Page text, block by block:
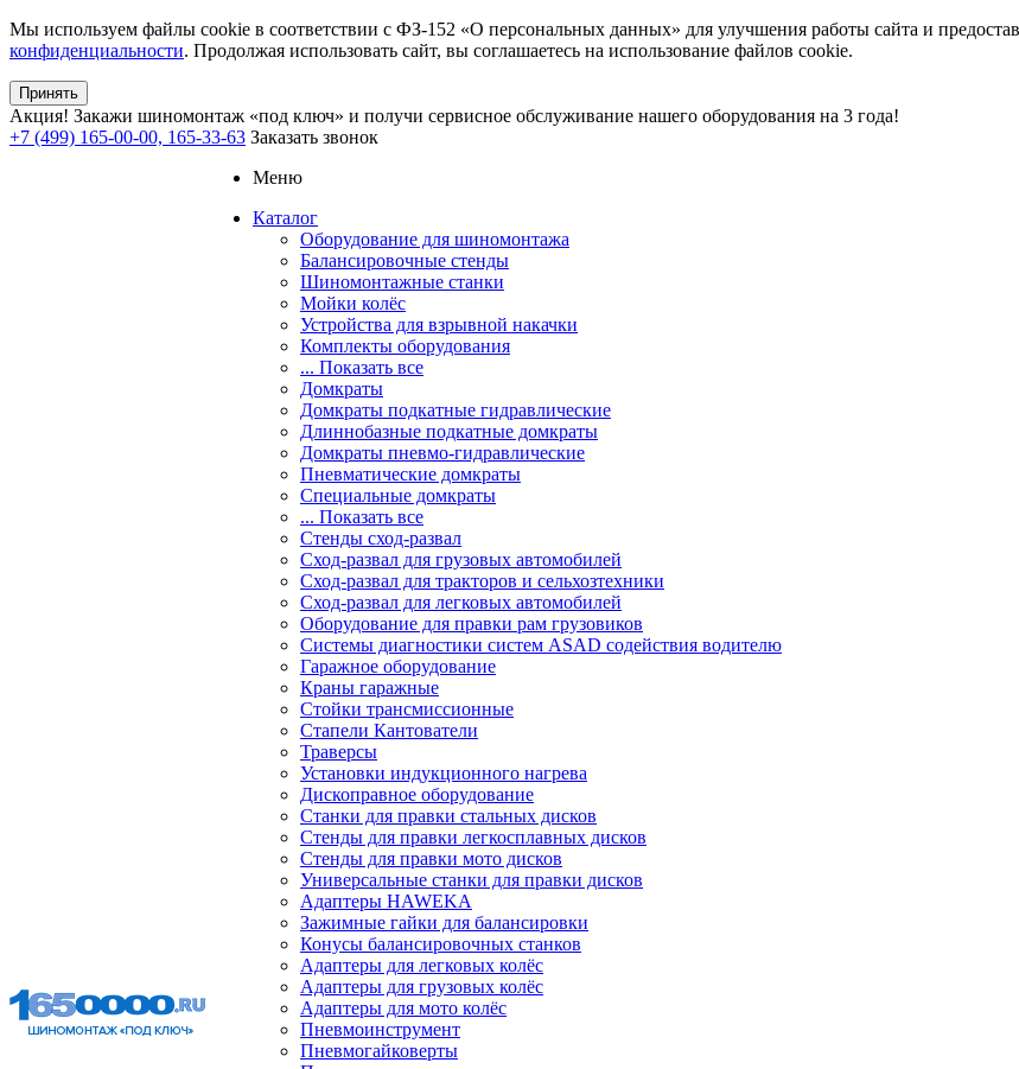
Мы используем файлы cookie в соответствии с ФЗ-152 «О персональных данных» для улучшения работы сайта и
конфиденциальности. Продолжая использовать сайт, вы соглашаетесь на использование файлов cookie.
Принять
Акция! Закажи шиномонтаж «под ключ» и получи сервисное обслуживание нашего оборудования на 3 года!
+7 (499) 165-00-00, 165-33-63 Заказать звонок
Меню
Каталог
Оборудование для шиномонтажа
Балансировочные стенды
Шиномонтажные станки
Мойки колёс
Устройства для взрывной накачки
Комплекты оборудования
... Показать все
Домкраты
Домкраты подкатные гидравлические
Длиннобазные подкатные домкраты
Домкраты пневмо-гидравлические
Пневматические домкраты
Специальные домкраты
... Показать все
Стенды сход-развал
Сход-развал для грузовых автомобилей
Сход-развал для тракторов и сельхозтехники
Сход-развал для легковых автомобилей
Оборудование для правки рам грузовиков
Системы диагностики систем ASAD содействия водителю
Гаражное оборудование
Краны гаражные
Стойки трансмиссионные
Стапели Кантователи
Траверсы
Установки индукционного нагрева
Дископравное оборудование
Станки для правки стальных дисков
Стенды для правки легкосплавных дисков
Стенды для правки мото дисков
Универсальные станки для правки дисков
Адаптеры HAWEKA
Зажимные гайки для балансировки
Конусы балансировочных станков
Адаптеры для легковых колёс
Адаптеры для грузовых колёс
Адаптеры для мото колёс
Пневмоинструмент
Пневмогайковерты